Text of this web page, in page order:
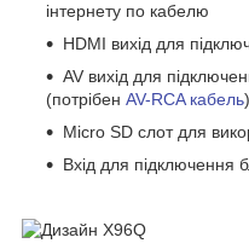
інтернету по кабелю
HDMI вихід для
AV вихід для
(потрібен AV-RCA кабель)
Micro SD слот для
Вхід для підключення